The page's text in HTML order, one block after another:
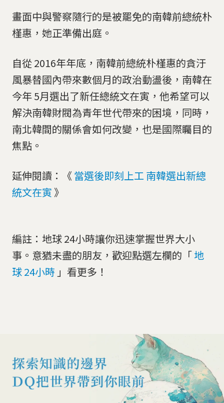
畫面中與警察隨行的是被罷免的南韓前總統朴
槿惠，她正準備出庭。
自從 2016年年底，南韓前總統朴槿惠的貪汙
風暴替國內帶來數個月的政治動盪後，南韓在
今年 5月選出了新任總統文在寅，他希望可以
解決南韓財閥為青年世代帶來的困境，同時，
南北韓間的關係會如何改變，也是國際矚目的
焦點。
延伸閱讀：《 當選後即刻上工 南韓選出新總
統文在寅 》
編註：地球 24小時讓你迅速掌握世界大小
事。意猶未盡的朋友，歡迎點選左欄的「地
球 24小時 」看更多！